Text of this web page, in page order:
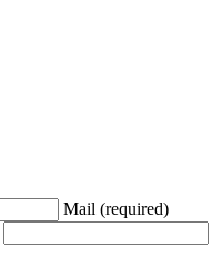
Mail (required)